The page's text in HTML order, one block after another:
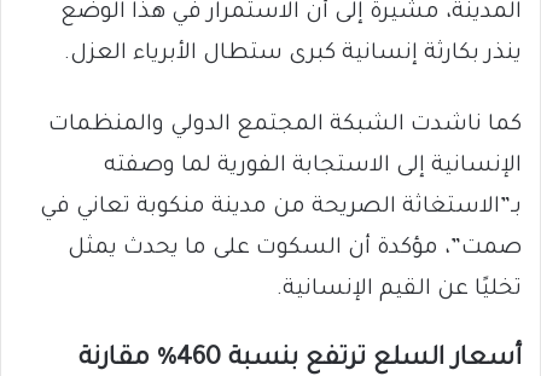
المدينة، مشيرة إلى أن الاستمرار في هذا الوضع
ينذر بكارثة إنسانية كبرى ستطال الأبرياء العزل.
كما ناشدت الشبكة المجتمع الدولي والمنظمات
الإنسانية إلى الاستجابة الفورية لما وصفته
بـ”الاستغاثة الصريحة من مدينة منكوبة تعاني في
صمت”، مؤكدة أن السكوت على ما يحدث يمثل
تخليًا عن القيم الإنسانية.
أسعار السلع ترتفع بنسبة 460% مقارنة